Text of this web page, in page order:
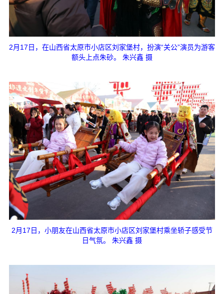
2月17日，在山西省太原市小店区刘家堡村，扮演“关公”演员为游客
额头上点朱砂。 朱兴鑫 摄
2月17日，小朋友在山西省太原市小店区刘家堡村乘坐轿子感受节
日气氛。 朱兴鑫 摄